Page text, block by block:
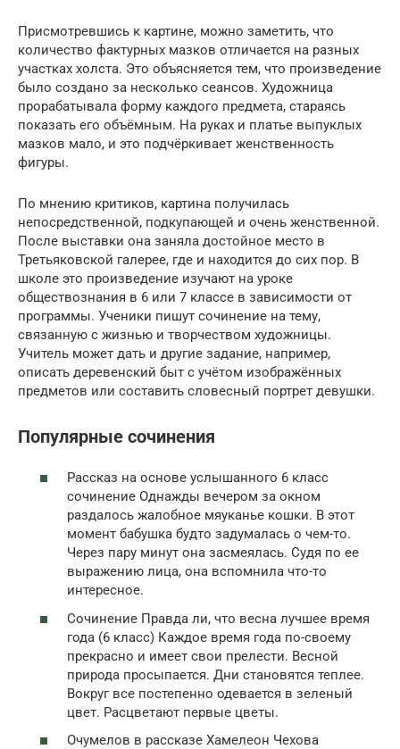
Присмотревшись к картине, можно заметить, что
количество фактурных мазков отличается на разных
участках холста. Это объясняется тем, что произведение
было создано за несколько сеансов. Художница
прорабатывала форму каждого предмета, стараясь
показать его объёмным. На руках и платье выпуклых
мазков мало, и это подчёркивает женственность
фигуры.
По мнению критиков, картина получилась
непосредственной, подкупающей и очень женственной.
После выставки она заняла достойное место в
Третьяковской галерее, где и находится до сих пор. В
школе это произведение изучают на уроке
обществознания в 6 или 7 классе в зависимости от
программы. Ученики пишут сочинение на тему,
связанную с жизнью и творчеством художницы.
Учитель может дать и другие задание, например,
описать деревенский быт с учётом изображённых
предметов или составить словесный портрет девушки.
Популярные сочинения
Рассказ на основе услышанного 6 класс
сочинение Однажды вечером за окном
раздалось жалобное мяуканье кошки. В этот
момент бабушка будто задумалась о чем-то.
Через пару минут она засмеялась. Судя по ее
выражению лица, она вспомнила что-то
интересное.
Сочинение Правда ли, что весна лучшее время
года (6 класс) Каждое время года по-своему
прекрасно и имеет свои прелести. Весной
природа просыпается. Дни становятся теплее.
Вокруг все постепенно одевается в зеленый
цвет. Расцветают первые цветы.
Очумелов в рассказе Хамелеон Чехова